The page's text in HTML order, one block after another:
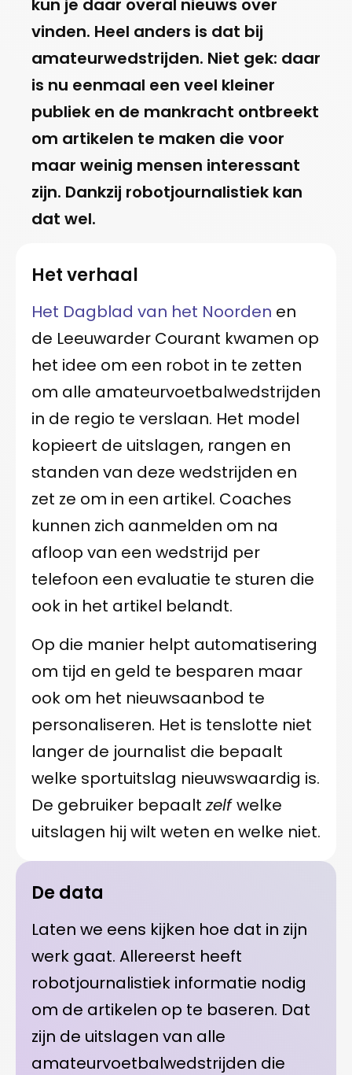
kun je daar overal nieuws over
vinden. Heel anders is dat bij
amateurwedstrijden. Niet gek: daar
is nu eenmaal een veel kleiner
publiek en de mankracht ontbreekt
om artikelen te maken die voor
maar weinig mensen interessant
zijn. Dankzij robotjournalistiek kan
dat wel.
Het verhaal
Het Dagblad van het Noorden en
de Leeuwarder Courant kwamen op
het idee om een robot in te zetten
om alle amateurvoetbalwedstrijden
in de regio te verslaan. Het model
kopieert de uitslagen, rangen en
standen van deze wedstrijden en
zet ze om in een artikel. Coaches
kunnen zich aanmelden om na
afloop van een wedstrijd per
telefoon een evaluatie te sturen die
ook in het artikel belandt.
Op die manier helpt automatisering
om tijd en geld te besparen maar
ook om het nieuwsaanbod te
personaliseren. Het is tenslotte niet
langer de journalist die bepaalt
welke sportuitslag nieuwswaardig is.
De gebruiker bepaaltzelfwelke
uitslagen hij wilt weten en welke niet.
De data
Laten we eens kijken hoe dat in zijn
werk gaat. Allereerst heeft
robotjournalistiek informatie nodig
om de artikelen op te baseren. Dat
zijn de uitslagen van alle
amateurvoetbalwedstrijden die